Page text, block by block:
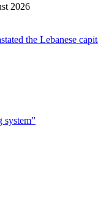
2026
the Lebanese
system”